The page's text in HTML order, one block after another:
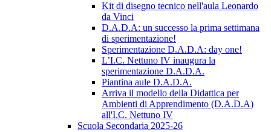
Kit di disegno tecnico nell'aula Leonardo
da Vinci
D.A.D.A: un successo la prima settimana
di sperimentazione!
Sperimentazione D.A.D.A: day one!
L’I.C. Nettuno IV inaugura la
sperimentazione D.A.D.A.
Piantina aule D.A.D.A.
Arriva il modello della Didattica per
Ambienti di Apprendimento (D.A.D.A)
all'I.C. Nettuno IV
Scuola Secondaria 2025-26